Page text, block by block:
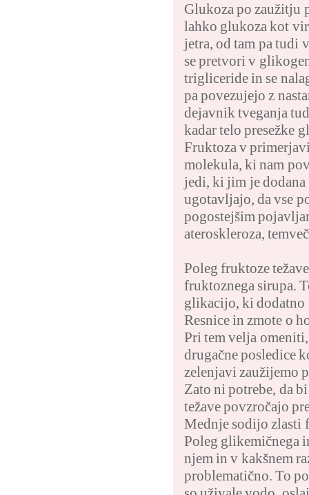
Glukoza po zaužitju
lahko glukoza kot vir
jetra, od tam pa tudi
se pretvori v
trigliceride in se
pa povezujejo z
dejavnik tveganja
kadar telo presežke
Fruktoza v
molekula, ki nam
jedi, ki jim je
ugotavljajo, da vse
pogostejšim
ateroskleroza,
Poleg fruktoze
fruktoznega sirupa.
glikacijo, ki dodatno
Resnice in zmote o
Pri tem velja
drugačne posledice
zelenjavi zaužijemo
Zato ni potrebe, da
težave povzročajo
Mednje sodijo zlasti
Poleg glikemičnega
njem in v kakšnem
problematično. To